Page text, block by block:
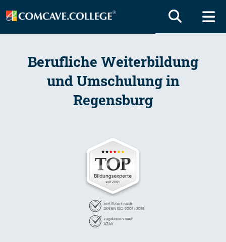
Berufliche Weiterbildung
und Umschulung in
Regensburg